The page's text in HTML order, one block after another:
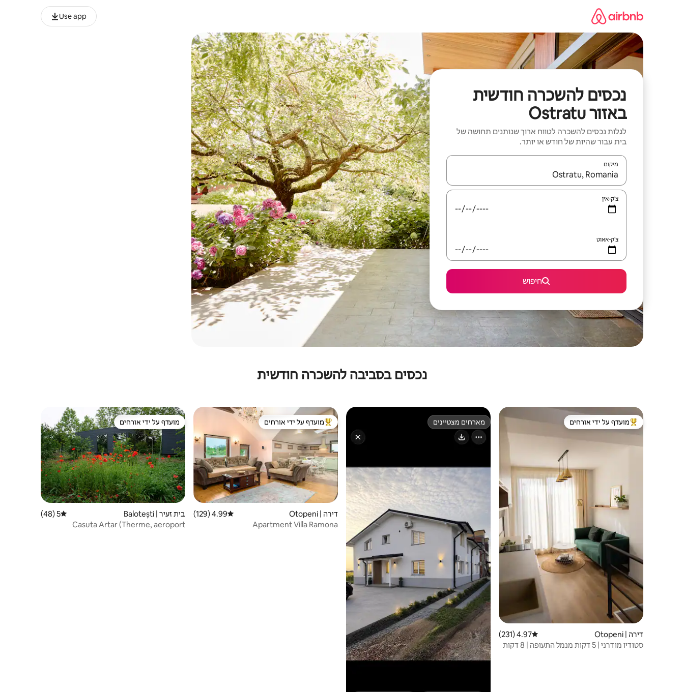
Use app
נכסים להשכרה חודשית
באזור Ostratu
לגלות נכסים להשכרה לטווח ארוך שנותנים תחושה של
בית עבור שהיות של חודש או יותר.
מיקום
כאשר התוצאות יהיו זמינות, יש לנווט עם מקשי החיצים למעלה ולמטה או לעיין בעזרת תנועות מגע או החלקה.
צ'ק-אין
צ'ק-אאוט
חיפוש
נכסים בסביבה להשכרה חודשית
מוביל בקרב נכסים מועדפים על ידי אורחים
מועדף על ידי אורחים
דירה | Otopeni דירוג ממוצע של 4.97 מתוך 5, 231 ביקורות
4.97 (231)
סטודיו מודרני | 5 דקות מנמל התעופה | 8 דקות
מארחים מצטיינים
מארחים מצטיינים מוביל בקרב נכסים מועדפים על ידי אורחים
מועדף על ידי אורחים
דירה | Otopeni דירוג ממוצע של 4.99 מתוך 5, 129 ביקורות
4.99 (129)
Apartment Villa Ramona
מועדף על ידי אורחים
מועדף על ידי אורחים
בית זעיר | Balotești דירוג ממוצע של 5 מתוך 5, 48 ביקורות
5 (48)
Casuta Artar (Therme, aeroport